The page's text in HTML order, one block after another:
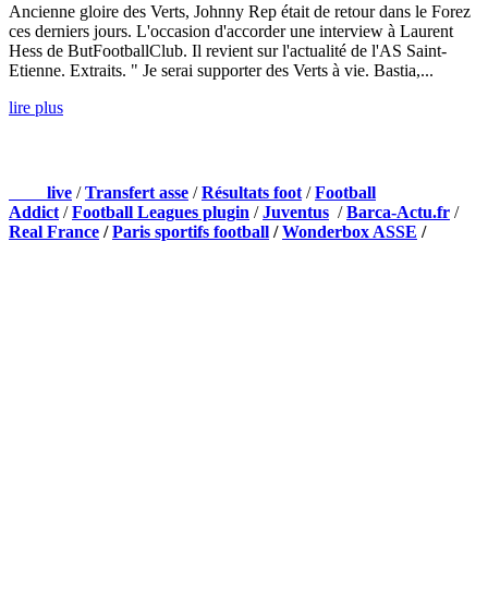
Ancienne gloire des Verts, Johnny Rep était de retour dans le Forez
ces derniers jours. L'occasion d'accorder une interview à Laurent
Hess de ButFootballClub. Il revient sur l'actualité de l'AS Saint-
Etienne. Extraits. " Je serai supporter des Verts à vie. Bastia,...
lire plus
live /Transfert asse /Résultats foot /Football
Addict /Football Leagues plugin /Juventus /Barca-Actu.fr /
Real France /Paris sportifs football /Wonderbox ASSE /